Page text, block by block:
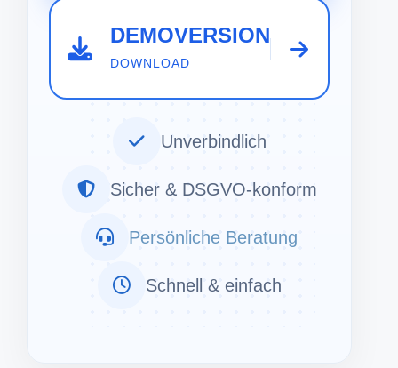
DEMOVERSION
DOWNLOAD
Unverbindlich
Sicher & DSGVO-konform
Persönliche Beratung
Schnell & einfach